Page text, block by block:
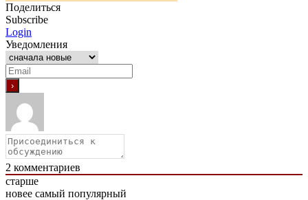
Поделиться
Subscribe
Login
Уведомления
2 комментариев
старше
новее самый популярный